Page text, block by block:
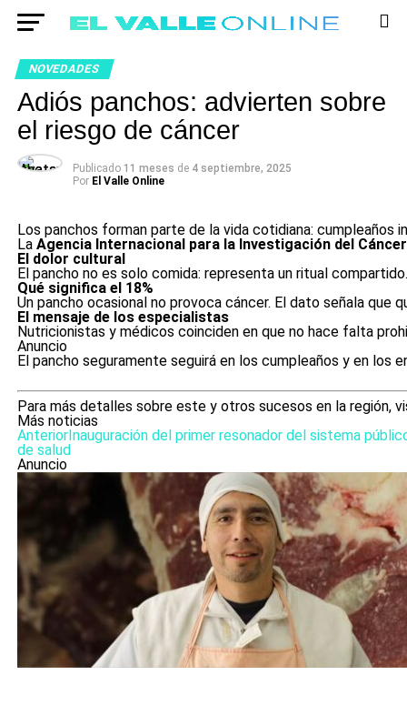
NOVEDADES
Adiós panchos: advierten sobre
el riesgo de cáncer
Publicado 11 meses de 4 septiembre, 2025
Por El Valle Online
Los panchos forman parte de la vida cotidiana: cumpleaños
La Agencia Internacional para la Investigación del
El dolor cultural
El pancho no es solo comida: representa un ritual
Qué significa el 18%
Un pancho ocasional no provoca cáncer. El dato señala
El mensaje de los especialistas
Nutricionistas y médicos coinciden en que no hace falta
Anuncio
El pancho seguramente seguirá en los cumpleaños y en
Para más detalles sobre este y otros sucesos en la región,
Más noticias
AnteriorInauguración del primer resonador del sistema
de salud
Anuncio